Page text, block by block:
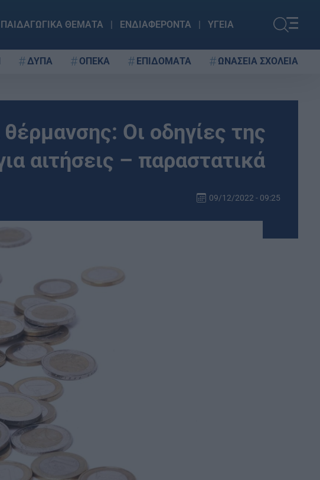
ΠΑΙΔΑΓΩΓΙΚΑ ΘΕΜΑΤΑ ΕΝΔΙΑΦΕΡΟΝΤΑ ΥΓΕΙΑ
ΔΥΠΑ ΟΠΕΚΑ ΕΠΙΔΟΜΑΤΑ ΩΝΑΣΕΙΑ ΣΧΟΛΕΙΑ
Οι οδηγίες της
αιτήσεις – παραστατικά
09/12/2022 - 09:25